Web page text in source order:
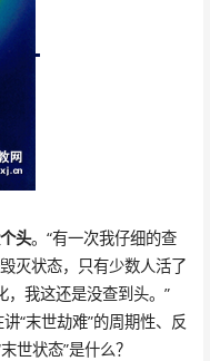
头。“有一次我仔细的查
灭状态，只有少数人活了
我这还是没查到头。”
“末世劫难”的周期性、反
世状态”是什么？